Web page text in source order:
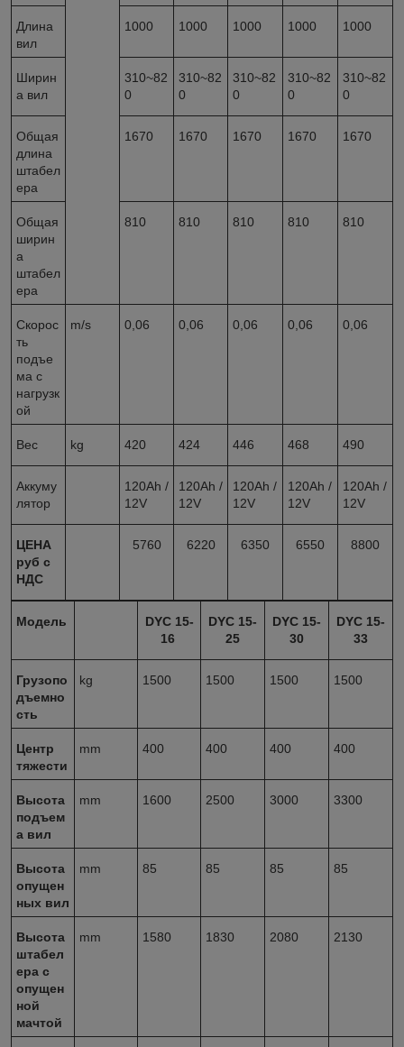
Длина
вил
1000 1000 1000 1000 1000
Ширин
а вил
310~82
0
310~82
0
310~82
0
310~82
0
310~82
0
Общая
длина
штабел
ера
1670 1670 1670 1670 1670
Общая
ширин
а
штабел
ера
810 810 810 810 810
Скорос
ть
подъе
ма с
нагрузк
ой
m/s 0,06 0,06 0,06 0,06 0,06
Вес kg 420 424 446 468 490
Аккуму
лятор
120Ah /
12V
120Ah /
12V
120Ah /
12V
120Ah /
12V
120Ah /
12V
ЦЕНА
руб с
НДС
5760 6220 6350 6550 8800
Модель
DYC 15-
16
DYC 15-
25
DYC 15-
30
DYC 15-
33
Грузопо
дъемно
сть
kg 1500 1500 1500 1500
Центр
тяжести
mm 400 400 400 400
Высота
подъем
а вил
mm 1600 2500 3000 3300
Высота
опущен
ных вил
mm 85 85 85 85
Высота
штабел
ера с
опущен
ной
мачтой
mm 1580 1830 2080 2130